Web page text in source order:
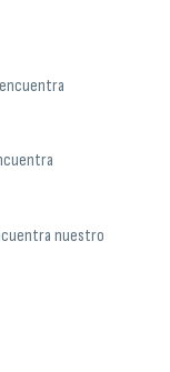
nuestro